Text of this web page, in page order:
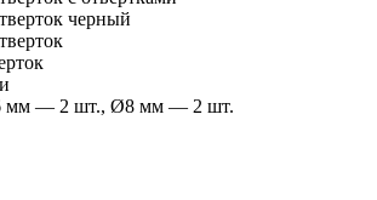
— 2 шт., Ø8 мм — 2 шт.